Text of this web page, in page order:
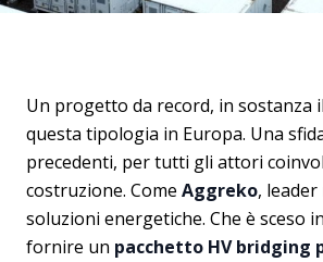
Un progetto da record, in sostanza
questa tipologia in Europa. Una
precedenti, per tutti gli attori
costruzione. Come Aggreko,
soluzioni energetiche. Che è sceso
fornire un pacchetto HV bridging